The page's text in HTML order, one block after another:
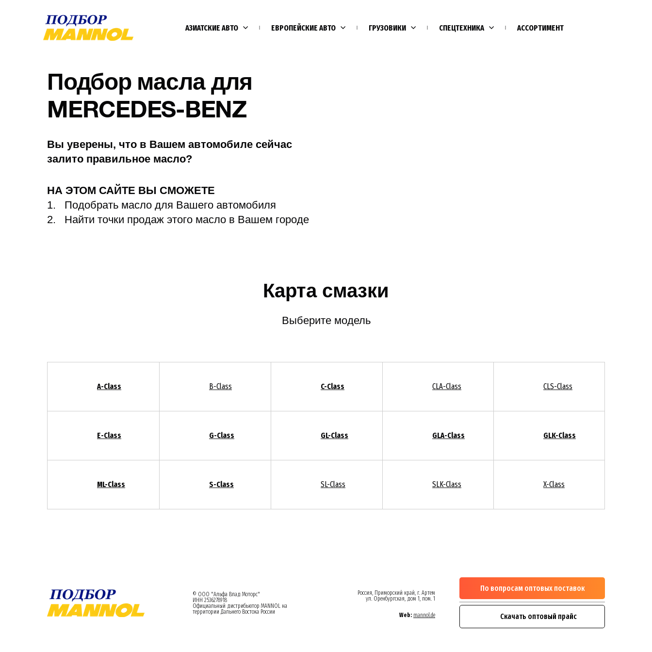
АЗИАТСКИЕ АВТО ЕВРОПЕЙСКИЕ АВТО ГРУЗОВИКИ СПЕЦТЕХНИКА АССОРТИМЕНТ
Подбор масла для
MERCEDES-BENZ
Вы уверены, что в Вашем автомобиле сейчас
залито правильное масло?
НА ЭТОМ САЙТЕ ВЫ СМОЖЕТЕ
Подобрать масло для Вашего автомобиля
Найти точки продаж этого масло в Вашем городе
Карта смазки
Выберите модель
A-Class B-Class C-Class CLA-Class CLS-Class
E-Class G-Class GL-Class GLA-Class GLK-Class
ML-Class S-Class SL-Class SLK-Class X-Class
© ООО "Альфа Влад Моторс"
ИНН 2536278918
Официальный дистрибьютор MANNOL на
территории Дальнего Востока России
Россия, Приморский край, г. Артем
ул. Оренбургская, дом 1, пом. 1
Web: mannol.de
По вопросам оптовых поставок
Скачать оптовый прайс